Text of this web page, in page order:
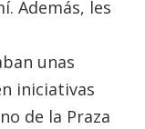
Además, les
unas
iniciativas
de la Praza